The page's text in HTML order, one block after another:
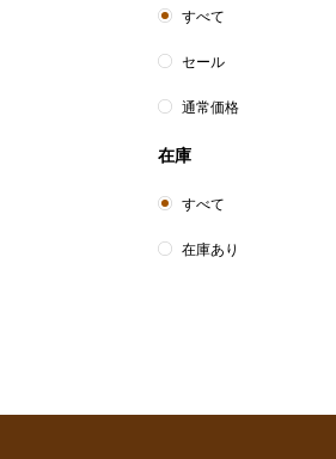
すべて
セール
通常価格
在庫
すべて
在庫あり